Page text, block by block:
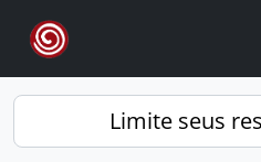
Skip to main content
Limite seus